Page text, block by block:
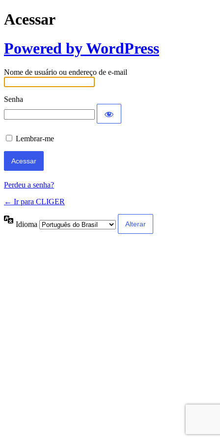
Acessar
Powered by WordPress
Nome de usuário ou endereço de e-mail
Senha
Lembrar-me
Perdeu a senha?
← Ir para CLIGER
Idioma